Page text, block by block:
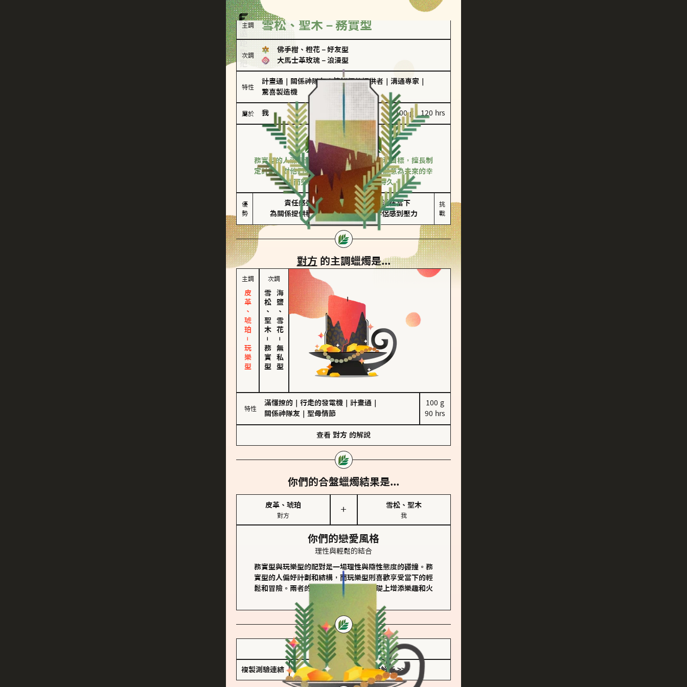
主調 雪松、聖木－務實型
次調
佛手柑、橙花 － 好友型
大馬士革玫瑰 － 浪漫型
特性
計畫通 關係神隊友｜情緒價值提供者 溝通專家
驚喜製造機
屬於 我 100 g｜120 hrs
務實型
雪松、聖木
務實型的人深信愛情立基於共同的價值觀和目標，擅長制
定計劃。對他們來說，感情穩定最重要，願意為未來的幸
福而努力，讓愛情變得踏實而持久。
優
勢
責任感強
為關係提供穩定度
較難活在當下
易讓伴侶感到壓力
挑
戰
對方 的主調蠟燭是...
主調
皮革、琥珀－玩樂型
次調
雪松、聖木
－
務實型
海鹽、雪花
－
無私型
特性
滿懂撩的 行走的發電機 計畫通
關係神隊友
聖母情節
100 g
90 hrs
查看 對方 的解說
你們的合盤蠟燭結果是...
皮革、琥珀
對方
＋
雪松、聖木
我
你們的戀愛風格
理性與輕鬆的結合
務實型與玩樂型的配對是一場理性與隨性態度的碰撞。務
實型的人偏好計劃和結構，而玩樂型則喜歡享受當下的輕
鬆和冒險。兩者的關係能夠在穩定的基礎上增添樂趣和火
花。
儲存我的結果圖
複製測驗連結 查看香氛類型全解析 >>>